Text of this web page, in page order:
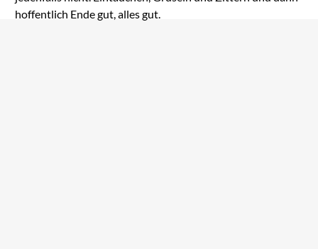
hoffentlich Ende gut, alles gut.